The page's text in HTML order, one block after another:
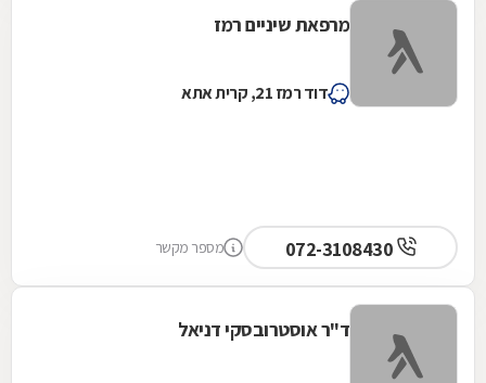
מרפאת שיניים רמז
דוד רמז 21, קרית אתא
מספר מקשר
ד"ר אוסטרובסקי דניאל